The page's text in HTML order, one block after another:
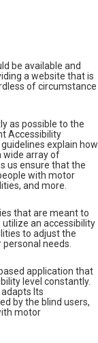
be available and
a website that is
of circumstance
as possible to the
Accessibility
explain how
wide array of
us ensure that the
with motor
and more.
that are meant to
utilize an accessibility
to adjust the
needs.
application that
level constantly.
Its
by the blind users,
motor